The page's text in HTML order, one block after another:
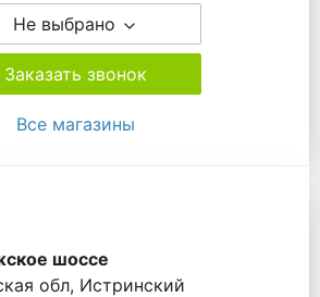
Не выбрано
Заказать звонок
Все магазины
шоссе
обл, Истринский